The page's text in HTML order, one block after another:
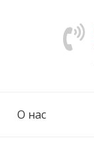
О нас